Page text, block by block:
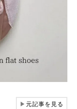
▶元記事を見る